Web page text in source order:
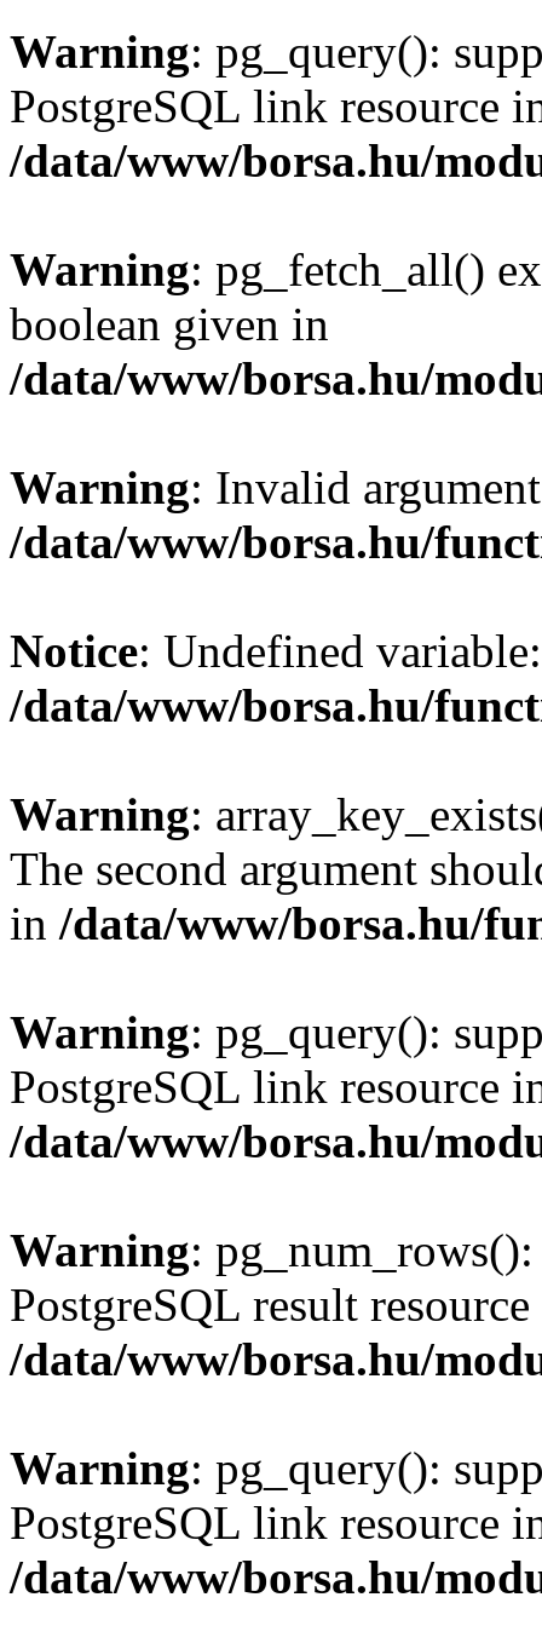
Warning: pg_query():
PostgreSQL link resource
/data/www/borsa.hu/
Warning: pg_fetch_all()
boolean given in
/data/www/borsa.hu/
Warning: Invalid
/data/www/borsa.hu/
Notice: Undefined
/data/www/borsa.hu/
Warning:
The second argument
in /data/www/borsa.hu/
Warning: pg_query():
PostgreSQL link resource
/data/www/borsa.hu/
Warning:
PostgreSQL result
/data/www/borsa.hu/
Warning: pg_query():
PostgreSQL link resource
/data/www/borsa.hu/